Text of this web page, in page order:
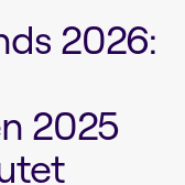
2026:
2025